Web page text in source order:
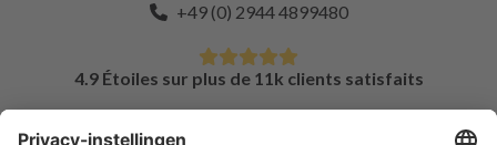
+49 (0) 2944 4899480
4.9 Étoiles sur plus de 11k clients satisfaits